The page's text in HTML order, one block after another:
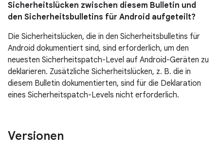
Sicherheitslücken zwischen diesem Bulletin und
den Sicherheitsbulletins für Android aufgeteilt?
Die Sicherheitslücken, die in den Sicherheitsbulletins für
Android dokumentiert sind, sind erforderlich, um den
neuesten Sicherheitspatch-Level auf Android-Geräten zu
deklarieren. Zusätzliche Sicherheitslücken, z. B. die in
diesem Bulletin dokumentierten, sind für die Deklaration
eines Sicherheitspatch-Levels nicht erforderlich.
Versionen